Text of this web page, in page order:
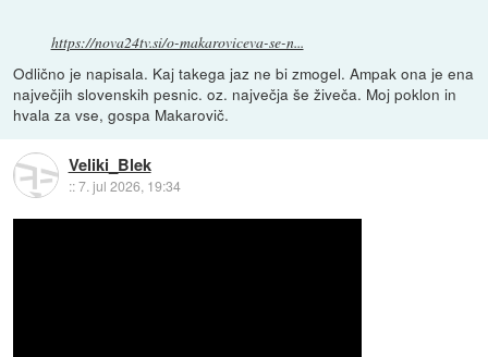
https://nova24tv.si/o-makaroviceva-se-n...
Odlično je napisala. Kaj takega jaz ne bi zmogel. Ampak ona je ena
največjih slovenskih pesnic. oz. največja še živeča. Moj poklon in
hvala za vse, gospa Makarovič.
Veliki_Blek
::7. jul 2026, 19:34